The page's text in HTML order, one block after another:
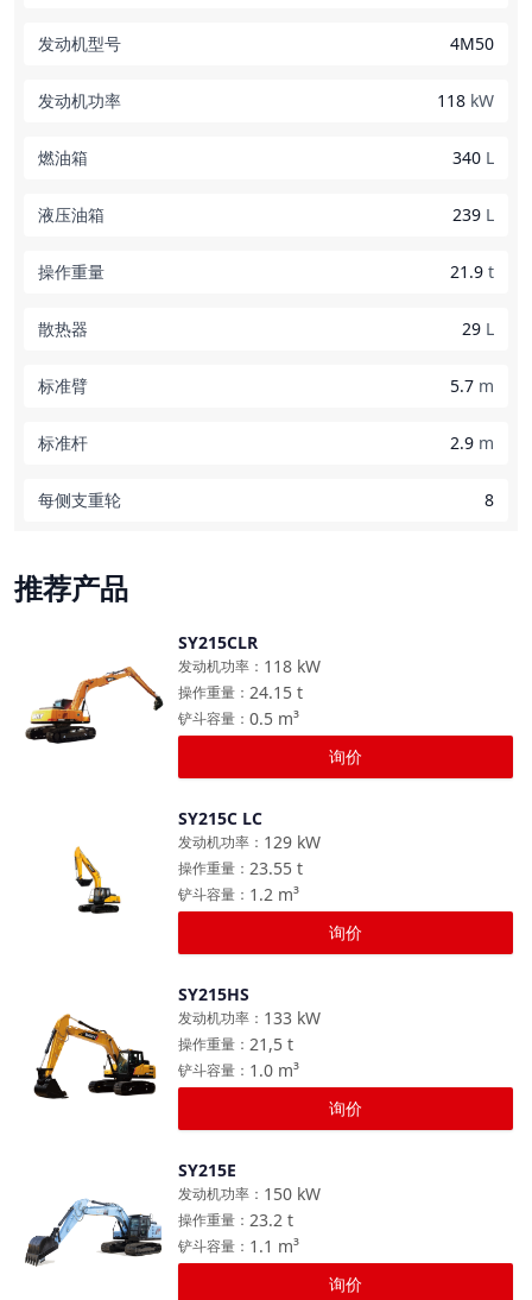
发动机型号 4M50
发动机功率 118 kW
燃油箱 340 L
液压油箱 239 L
操作重量 21.9 t
散热器 29 L
标准臂 5.7 m
标准杆 2.9 m
每侧支重轮 8
推荐产品
SY215CLR
118 kW
发动机功率 ：
24.15 t
操作重量 ：
0.5 m³
铲斗容量 ：
询价
SY215C LC
129 kW
发动机功率 ：
23.55 t
操作重量 ：
1.2 m³
铲斗容量 ：
询价
SY215HS
133 kW
发动机功率 ：
21,5 t
操作重量 ：
1.0 m³
铲斗容量 ：
询价
SY215E
150 kW
发动机功率 ：
23.2 t
操作重量 ：
1.1 m³
铲斗容量 ：
询价